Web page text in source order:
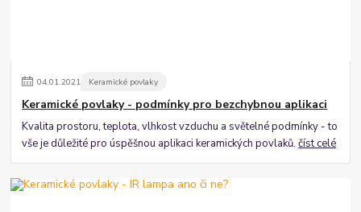
04.01.2021 Keramické povlaky
Keramické povlaky - podmínky pro bezchybnou aplikaci
Kvalita prostoru, teplota, vlhkost vzduchu a světelné podmínky - to
vše je důležité pro úspěšnou aplikaci keramických povlaků.číst celé